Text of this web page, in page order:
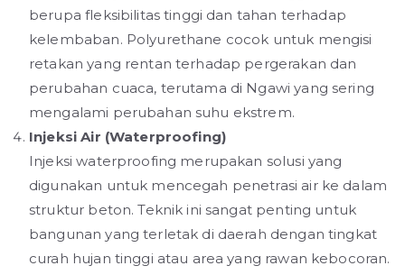
berupa fleksibilitas tinggi dan tahan terhadap
kelembaban. Polyurethane cocok untuk mengisi
retakan yang rentan terhadap pergerakan dan
perubahan cuaca, terutama di Ngawi yang sering
mengalami perubahan suhu ekstrem.
Injeksi Air (Waterproofing)
Injeksi waterproofing merupakan solusi yang
digunakan untuk mencegah penetrasi air ke dalam
struktur beton. Teknik ini sangat penting untuk
bangunan yang terletak di daerah dengan tingkat
curah hujan tinggi atau area yang rawan kebocoran.